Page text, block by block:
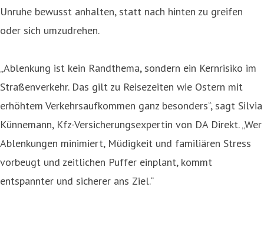
Unruhe bewusst anhalten, statt nach hinten zu greifen
oder sich umzudrehen.
„Ablenkung ist kein Randthema, sondern ein Kernrisiko im
Straßenverkehr. Das gilt zu Reisezeiten wie Ostern mit
erhöhtem Verkehrsaufkommen ganz besonders“, sagt Silvia
Künnemann, Kfz-Versicherungsexpertin von DA Direkt. „Wer
Ablenkungen minimiert, Müdigkeit und familiären Stress
vorbeugt und zeitlichen Puffer einplant, kommt
entspannter und sicherer ans Ziel.“